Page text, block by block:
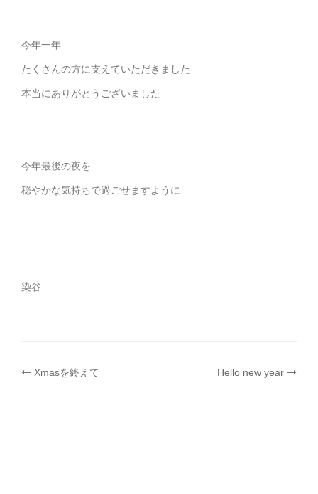
今年一年
たくさんの方に支えていただきました
本当にありがとうございました
今年最後の夜を
穏やかな気持ちで過ごせますように
染谷
投Xmasを終えて Hello new year